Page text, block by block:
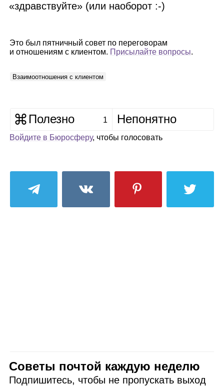
«здравствуйте» (или наоборот :‑)
Это был пятничный совет по переговорам
и отношениям с клиентом. Присылайте вопросы.
Взаимоотношения с клиентом
Полезно 1 Непонятно
Войдите в Бюросферу, чтобы голосовать
Советы почтой каждую неделю
Подпишитесь, чтобы не пропускать выход